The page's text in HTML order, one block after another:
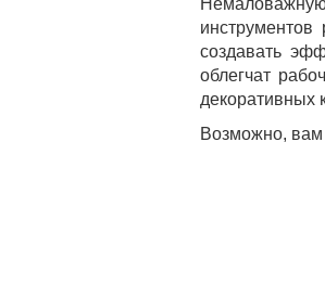
создавать
облегчат
декоративных
Возможно, вам